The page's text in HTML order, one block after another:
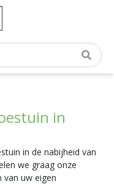
in
in de nabijheid van
we graag onze
uw eigen